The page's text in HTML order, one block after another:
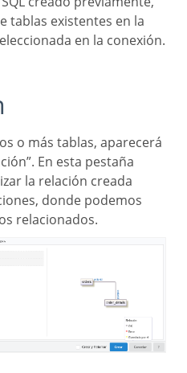
tablas existentes en la
en la conexión.
En esta pestaña
la relación creada
donde podemos
relacionados.